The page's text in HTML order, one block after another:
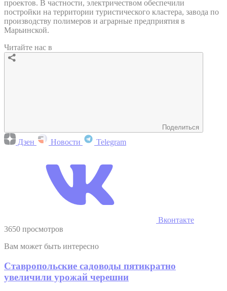
проектов. В частности, электричеством обеспечили
постройки на территории туристического кластера, завода по
производству полимеров и аграрные предприятия в
Марьинской.
Читайте нас в
Поделиться
Дзен Новости Telegram
Вконтакте
3650 просмотров
Вам может быть интересно
Ставропольские садоводы пятикратно
увеличили урожай черешни